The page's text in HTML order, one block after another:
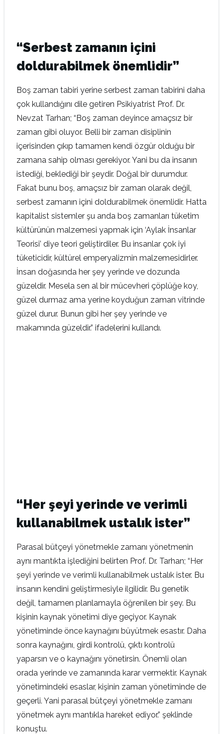
“Serbest zamanın içini
doldurabilmek önemlidir”
Boş zaman tabiri yerine serbest zaman tabirini daha
çok kullandığını dile getiren Psikiyatrist Prof. Dr.
Nevzat Tarhan; “Boş zaman deyince amaçsız bir
zaman gibi oluyor. Belli bir zaman disiplinin
içerisinden çıkıp tamamen kendi özgür olduğu bir
zamana sahip olması gerekiyor. Yani bu da insanın
istediği, beklediği bir şeydir. Doğal bir durumdur.
Fakat bunu boş, amaçsız bir zaman olarak değil,
serbest zamanın içini doldurabilmek önemlidir. Hatta
kapitalist sistemler şu anda boş zamanları tüketim
kültürünün malzemesi yapmak için ‘Aylak İnsanlar
Teorisi’ diye teori geliştirdiler. Bu insanlar çok iyi
tüketicidir, kültürel emperyalizmin malzemesidirler.
İnsan doğasında her şey yerinde ve dozunda
güzeldir. Mesela sen al bir mücevheri çöplüğe koy,
güzel durmaz ama yerine koyduğun zaman vitrinde
güzel durur. Bunun gibi her şey yerinde ve
makamında güzeldir.” ifadelerini kullandı.
“Her şeyi yerinde ve verimli
kullanabilmek ustalık ister”
Parasal bütçeyi yönetmekle zamanı yönetmenin
aynı mantıkta işlediğini belirten Prof. Dr. Tarhan; “Her
şeyi yerinde ve verimli kullanabilmek ustalık ister. Bu
insanın kendini geliştirmesiyle ilgilidir. Bu genetik
değil, tamamen planlamayla öğrenilen bir şey. Bu
kişinin kaynak yönetimi diye geçiyor. Kaynak
yönetiminde önce kaynağını büyütmek esastır. Daha
sonra kaynağını, girdi kontrolü, çıktı kontrolü
yaparsın ve o kaynağını yönetirsin. Önemli olan
orada yerinde ve zamanında karar vermektir. Kaynak
yönetimindeki esaslar, kişinin zaman yönetiminde de
geçerli. Yani parasal bütçeyi yönetmekle zamanı
yönetmek aynı mantıkla hareket ediyor.” şeklinde
konuştu.